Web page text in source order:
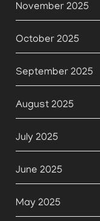
November 2025
October 2025
September 2025
August 2025
July 2025
June 2025
May 2025